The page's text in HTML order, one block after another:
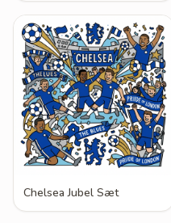
Chelsea Jubel Sæt